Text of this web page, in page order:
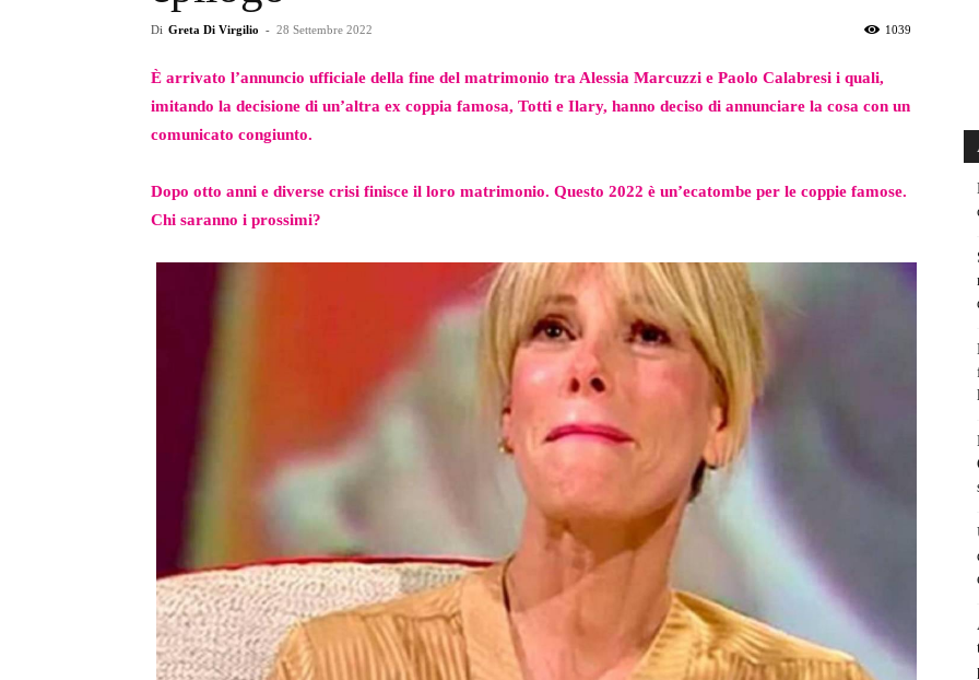
Di Greta Di Virgilio - 28 Settembre 2022 1039
È arrivato l’annuncio ufficiale della fine del matrimonio tra Alessia Marcuzzi e Paolo Calabresi i quali,
imitando la decisione di un’altra ex coppia famosa, Totti e Ilary, hanno deciso di annunciare la cosa con un
comunicato congiunto.
Dopo otto anni e diverse crisi finisce il loro matrimonio. Questo 2022 è un’ecatombe per le coppie famose.
Chi saranno i prossimi?